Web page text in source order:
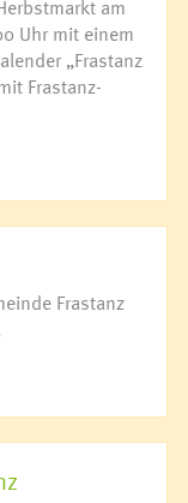
am
Uhr mit einem
„Frastanz
Frastanz-
Frastanz